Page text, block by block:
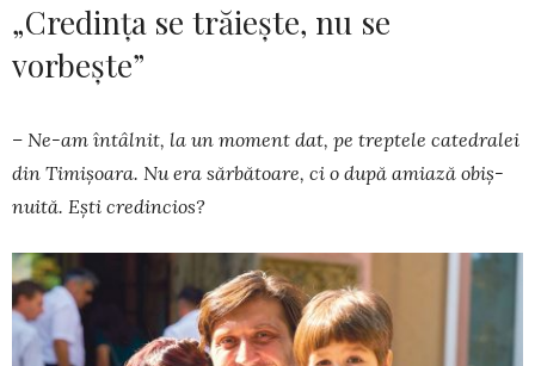
„Credința se trăiește, nu se
vorbește”
– Ne-am întâlnit, la un mo­ment dat, pe treptele catedralei
din Timi­șoa­ra. Nu era săr­bătoare, ci o după amiază obiș­­
nuită. Ești credincios?